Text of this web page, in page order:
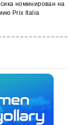
номинирован на
Prix Italia